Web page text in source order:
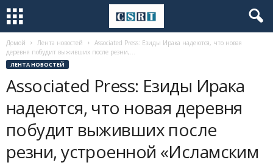
Домой Лента новостей
Associated Press: Езиды Ирака надеются, что новая
деревня побудит выживших после резни,...
ЛЕНТА НОВОСТЕЙ
Associated Press: Езиды Ирака
надеются, что новая деревня
побудит выживших после
резни, устроенной «Исламским